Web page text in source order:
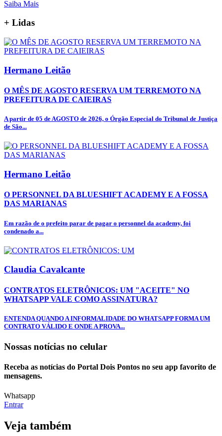
Saiba Mais
+ Lidas
Hermano Leitão
O MÊS DE AGOSTO RESERVA UM TERREMOTO NA
PREFEITURA DE CAIEIRAS
A partir de 05 de AGOSTO de 2026, o Órgão Especial do Tribunal de Justiça
de São...
Hermano Leitão
O PERSONNEL DA BLUESHIFT ACADEMY E A FOSSA
DAS MARIANAS
Em razão de o prefeito parar de pagar o personnel da academy, foi
condenado a...
Claudia Cavalcante
CONTRATOS ELETRÔNICOS: UM "ACEITE" NO
WHATSAPP VALE COMO ASSINATURA?
ENTENDA QUANDO A INFORMALIDADE DO WHATSAPP FORMA UM
CONTRATO VÁLIDO E ONDE A PROVA...
Nossas notícias no celular
Receba as notícias do Portal Dois Pontos no seu app favorito de
mensagens.
Whatsapp
Entrar
Veja também